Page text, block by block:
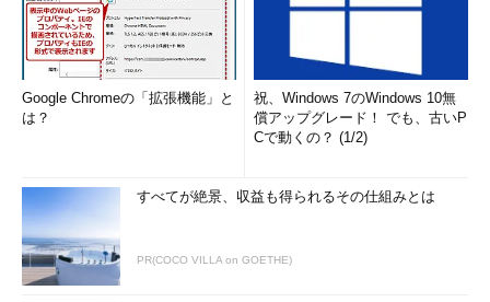
Google Chromeの「拡張機能」と
は？
祝、Windows 7のWindows 10無
償アップグレード！ でも、古いP
Cで動くの？ (1/2)
すべてが絶景、収益も得られるその仕組みとは
PR(COCO VILLA on GOETHE)